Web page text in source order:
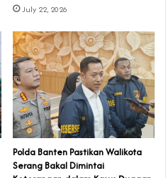
July 22, 2026
Polda Banten Pastikan Walikota
Serang Bakal Dimintai